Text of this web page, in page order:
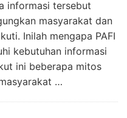
informasi tersebut
masyarakat dan
Inilah mengapa PAFI
kebutuhan informasi
ini beberapa mitos
…